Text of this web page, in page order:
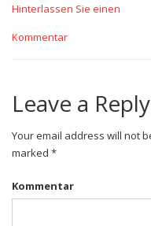
Hinterlassen Sie einen
Kommentar
Leave a Reply
Your email address will not
marked *
Kommentar